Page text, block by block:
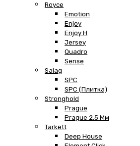
Royce
Emotion
Enjoy
Enjoy H
Jersey
Quadro
Sense
Salag
SPC
SPC (плитка)
Stronghold
Prague
Prague 2,5 Мм
Tarkett
Deep House